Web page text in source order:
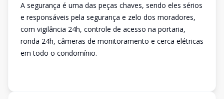
A segurança é uma das peças chaves, sendo eles sérios
e responsáveis pela segurança e zelo dos moradores,
com vigilância 24h, controle de acesso na portaria,
ronda 24h, câmeras de monitoramento e cerca elétricas
em todo o condomínio.